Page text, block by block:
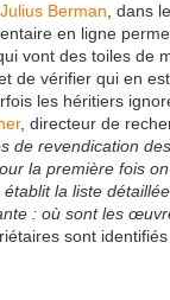
Julius Berman , dans
en ligne
vont des toiles de
de vérifier qui en
les héritiers
, directeur de
de revendication
la première fois
la liste
: où sont les
sont